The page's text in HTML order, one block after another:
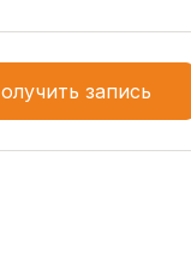
запись